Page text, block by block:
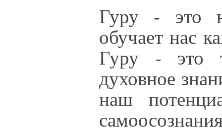
Гуру - это
обучает нас
Гуру - это
духовное
наш